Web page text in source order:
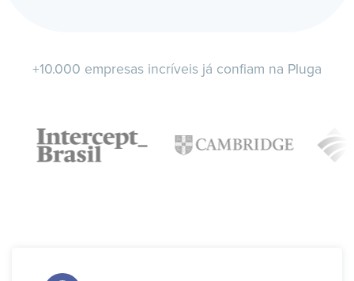
+10.000 empresas incríveis já confiam na Pluga